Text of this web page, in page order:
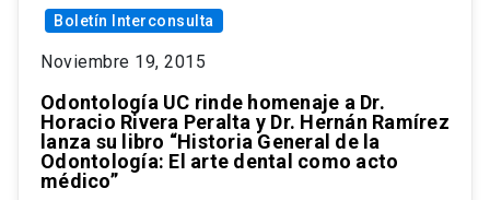
Boletín Interconsulta
Noviembre 19, 2015
Odontología UC rinde homenaje a Dr.
Horacio Rivera Peralta y Dr. Hernán Ramírez
lanza su libro “Historia General de la
Odontología: El arte dental como acto
médico”